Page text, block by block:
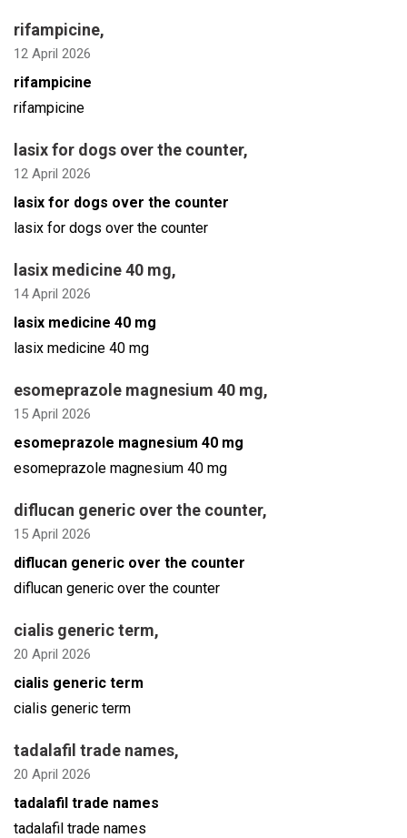
rifampicine,
12 April 2026
rifampicine
rifampicine
lasix for dogs over the counter,
12 April 2026
lasix for dogs over the counter
lasix for dogs over the counter
lasix medicine 40 mg,
14 April 2026
lasix medicine 40 mg
lasix medicine 40 mg
esomeprazole magnesium 40 mg,
15 April 2026
esomeprazole magnesium 40 mg
esomeprazole magnesium 40 mg
diflucan generic over the counter,
15 April 2026
diflucan generic over the counter
diflucan generic over the counter
cialis generic term,
20 April 2026
cialis generic term
cialis generic term
tadalafil trade names,
20 April 2026
tadalafil trade names
tadalafil trade names